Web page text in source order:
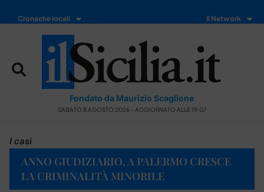
Cronache locali Il Network
Fondato da Maurizio Scaglione
SABATO 8 AGOSTO 2026 - AGGIORNATO ALLE 19:07
I casi
ANNO GIUDIZIARIO, A PALERMO CRESCE
LA CRIMINALITÀ MINORILE